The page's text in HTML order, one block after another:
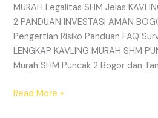
MURAH Legalitas SHM Jelas
2 PANDUAN INVESTASI AMAN
Pengertian Risiko Panduan FAQ
LENGKAP KAVLING MURAH SHM
Murah SHM Puncak 2 Bogor dan
Read More »